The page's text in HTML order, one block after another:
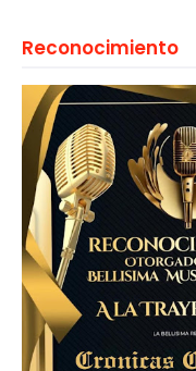
Reconocimiento